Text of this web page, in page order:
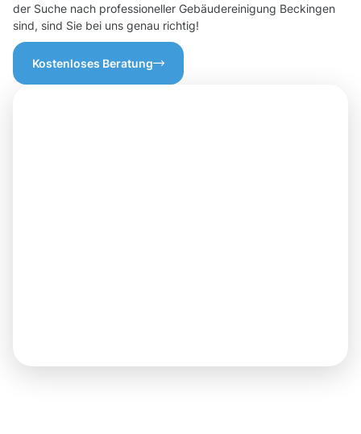
der Suche nach professioneller Gebäudereinigung Beckingen
sind, sind Sie bei uns genau richtig!
Kostenloses Beratung